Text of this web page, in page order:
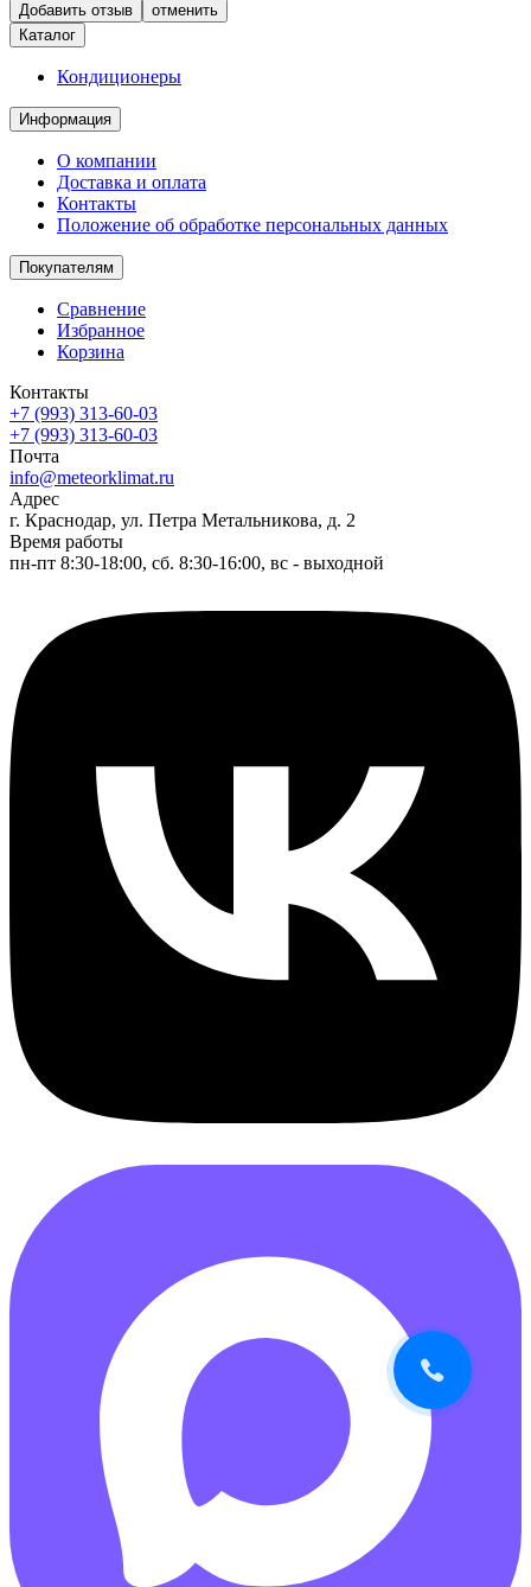
отменить
Каталог
Кондиционеры
Информация
О компании
Доставка и оплата
Контакты
Положение об обработке персональных данных
Покупателям
Сравнение
Избранное
Корзина
Контакты
+7 (993) 313-60-03
+7 (993) 313-60-03
Почта
info@meteorklimat.ru
Адрес
г. Краснодар, ул. Петра Метальникова, д. 2
Время работы
пн-пт 8:30-18:00, сб. 8:30-16:00, вс - выходной